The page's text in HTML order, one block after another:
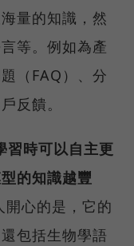
量的知識，然
等。例如為產
（FAQ）、分
反饋。
習時可以自主更
的知識越豐
開心的是，它的
包括生物學語